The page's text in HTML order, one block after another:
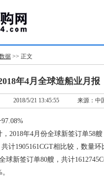
据 >> 正文
年4月全球造船业月报
2018/5/21 13:45:55 来源：中
2018年4月份全球新签订单58艘
计1905161CGT相比较，数量
球新签订单80艘，共计